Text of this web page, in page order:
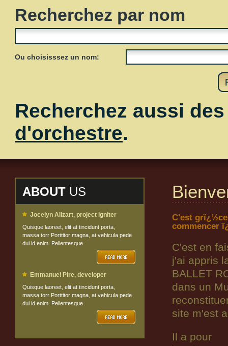
Recherchez par nom
Ou choisisssez un nom:
Recherchez aussi
d'orchestre.
ABOUT US
Jocelyn Alizart, project igniter
Quisque laoreet, elit at tincidunt porta,
massa torr Porttitor magna, at vehicula pede
dui id enim. Pellentesque
Emmanuel Pire, developer
Quisque laoreet, elit at tincidunt porta,
massa torr Porttitor magna, at vehicula pede
dui id enim. Pellentesque
C'est
commencer
C'est en
j'ai appris
BALLET
dans un
site m'est
Il a pour